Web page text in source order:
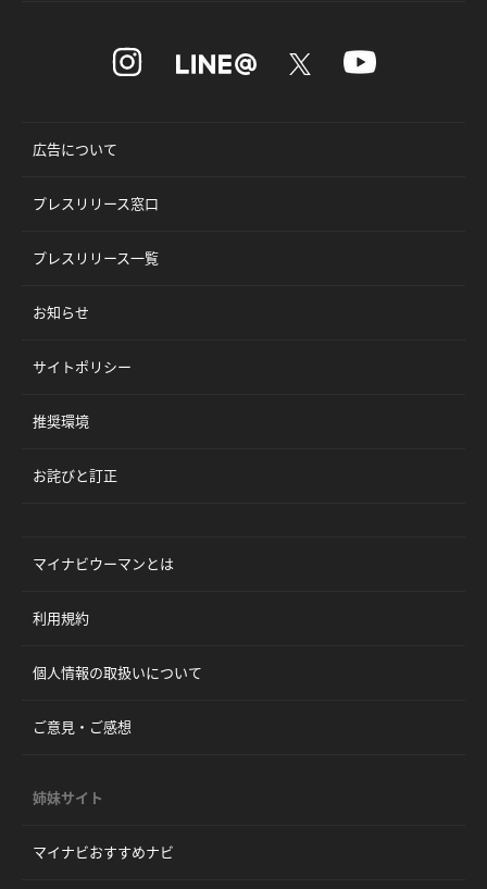
広告について
プレスリリース窓口
プレスリリース一覧
お知らせ
サイトポリシー
推奨環境
お詫びと訂正
マイナビウーマンとは
利用規約
個人情報の取扱いについて
ご意見・ご感想
姉妹サイト
マイナビおすすめナビ